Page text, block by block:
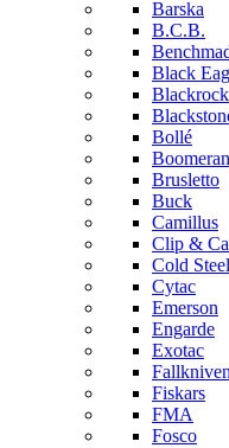
Barska
B.C.B.
Black
Blackrock
Bollé
Brusletto
Buck
Camillus
Clip &
Cold Steel
Cytac
Emerson
Engarde
Exotac
Fallkniven
Fiskars
FMA
Fosco